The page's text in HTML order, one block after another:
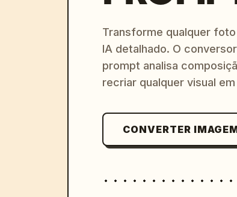
Transforme qualquer
IA detalhado. O
prompt analisa
recriar qualquer visual
CONVERTER